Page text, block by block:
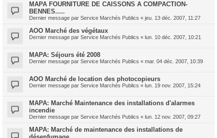
MAPA FOURNITURE DE CAISSONS A COMPACTION-
BENNES.....
Dernier message par Service Marchés Publics « jeu. 13 déc. 2007, 11:27
AOO Marché des végétaux
Dernier message par Service Marchés Publics « lun. 10 déc. 2007, 10:21
MAPA: Séjours été 2008
Dernier message par Service Marchés Publics « mar. 04 déc. 2007, 10:39
AOO Marché de location des photocopieurs
Dernier message par Service Marchés Publics « lun. 19 nov. 2007, 15:24
MAPA: Marché Maintenance des installations d'alarmes
incendie
Dernier message par Service Marchés Publics « lun. 12 nov. 2007, 09:27
MAPA: Marché de maintenance des installations de